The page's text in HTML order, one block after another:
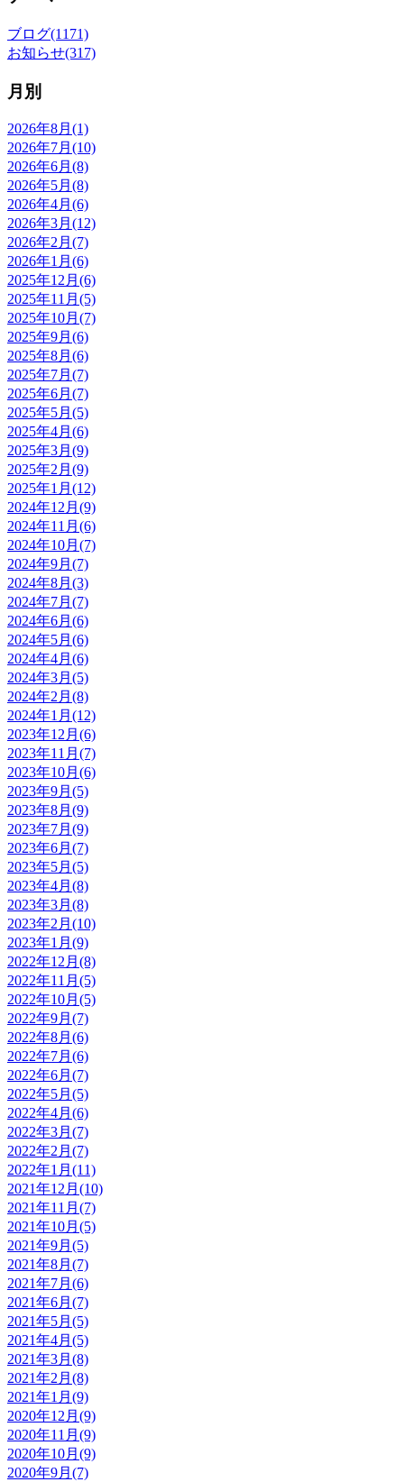
ブログ(1171)
お知らせ(317)
月別
2026年8月(1)
2026年7月(10)
2026年6月(8)
2026年5月(8)
2026年4月(6)
2026年3月(12)
2026年2月(7)
2026年1月(6)
2025年12月(6)
2025年11月(5)
2025年10月(7)
2025年9月(6)
2025年8月(6)
2025年7月(7)
2025年6月(7)
2025年5月(5)
2025年4月(6)
2025年3月(9)
2025年2月(9)
2025年1月(12)
2024年12月(9)
2024年11月(6)
2024年10月(7)
2024年9月(7)
2024年8月(3)
2024年7月(7)
2024年6月(6)
2024年5月(6)
2024年4月(6)
2024年3月(5)
2024年2月(8)
2024年1月(12)
2023年12月(6)
2023年11月(7)
2023年10月(6)
2023年9月(5)
2023年8月(9)
2023年7月(9)
2023年6月(7)
2023年5月(5)
2023年4月(8)
2023年3月(8)
2023年2月(10)
2023年1月(9)
2022年12月(8)
2022年11月(5)
2022年10月(5)
2022年9月(7)
2022年8月(6)
2022年7月(6)
2022年6月(7)
2022年5月(5)
2022年4月(6)
2022年3月(7)
2022年2月(7)
2022年1月(11)
2021年12月(10)
2021年11月(7)
2021年10月(5)
2021年9月(5)
2021年8月(7)
2021年7月(6)
2021年6月(7)
2021年5月(5)
2021年4月(5)
2021年3月(8)
2021年2月(8)
2021年1月(9)
2020年12月(9)
2020年11月(9)
2020年10月(9)
2020年9月(7)